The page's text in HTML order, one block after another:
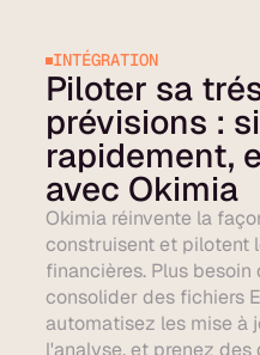
INTÉGRATION
Piloter sa
prévisions :
rapidement,
avec Okimia
Okimia réinvente la
construisent et pilotent
financières. Plus
consolider des fichiers
automatisez les mise à
l'analyse, et prenez